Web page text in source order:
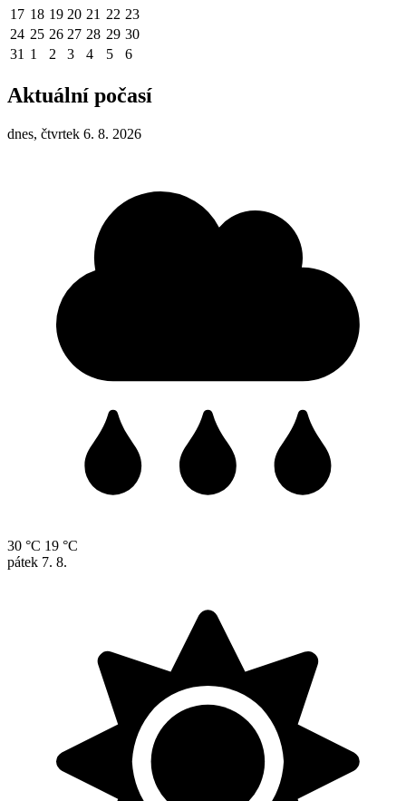
17 18 19 20 21 22 23
24 25 26 27 28 29 30
31 1 2 3 4 5 6
Aktuální počasí
dnes, čtvrtek 6. 8. 2026
30 °C 19 °C
pátek 7. 8.